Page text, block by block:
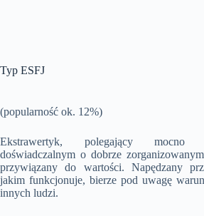
Typ ESFJ
(popularność ok. 12%)
Ekstrawertyk, polegający mocno
doświadczalnym o dobrze
przywiązany do wartości. Napędzany
jakim funkcjonuje, bierze pod uwagę
innych ludzi.